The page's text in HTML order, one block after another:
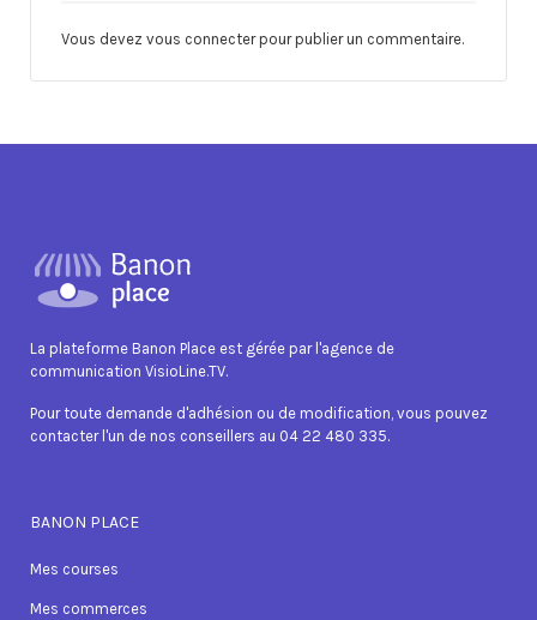
Vous devez vous connecterpour publier un commentaire.
La plateforme Banon Place est gérée par l'agence de
communication VisioLine.TV.
Pour toute demande d'adhésion ou de modification, vous pouvez
contacter l'un de nos conseillers au 04 22 480 335.
BANON PLACE
Mes courses
Mes commerces